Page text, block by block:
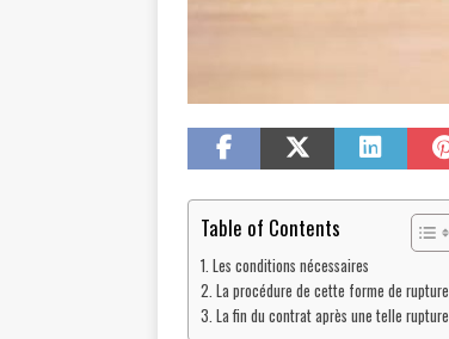
Table of Contents
Les conditions nécessaires
La procédure de cette forme de rupture
La fin du contrat après une telle rupture